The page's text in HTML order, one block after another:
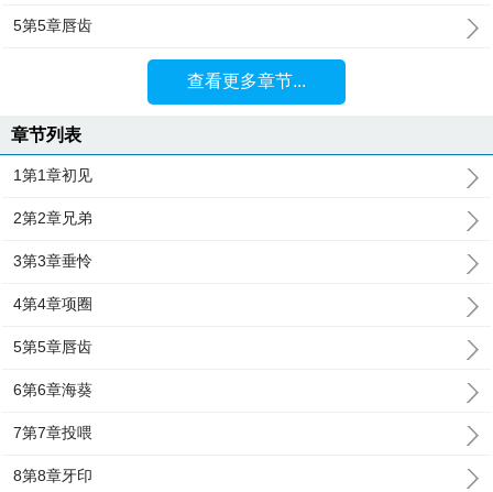
5第5章唇齿
查看更多章节...
章节列表
1第1章初见
2第2章兄弟
3第3章垂怜
4第4章项圈
5第5章唇齿
6第6章海葵
7第7章投喂
8第8章牙印